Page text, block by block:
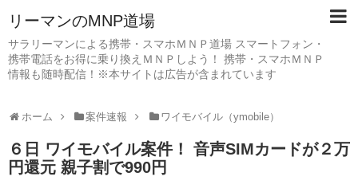
リーマンのMNP道場
サラリーマンによる携帯・スマホＭＮＰ道場 スマートフォン・
携帯電話をお得に乗り換えＭＮＰしよう！ 携帯・スマホＭＮＰ
情報も随時配信！※本サイトは広告が含まれています
ホーム 案件速報 ワイモバイル（ymobile）
６日 ワイモバイル案件！ 音声SIMカードが２万
円還元 親子割で990円